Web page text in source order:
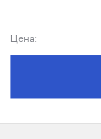
Цена: